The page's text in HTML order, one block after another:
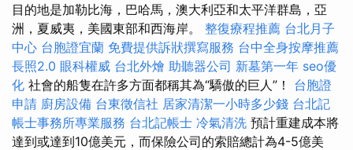
目的地是加勒比海，巴哈馬，澳大利亞和太平洋群島，亞
洲，夏威夷，美國東部和西海岸。 整復療程推薦 台北月子
中心 台胞證宜蘭 免費提供訴狀撰寫服務 台中全身按摩推薦
長照2.0 眼科權威 台北外燴 助聽器公司 新墓第一年 seo優
化 社會的船隻在許多方面都稱其為“驕傲的巨人”！ 台胞證
申請 廚房設備 台東徵信社 居家清潔一小時多少錢 台北記
帳士事務所專業服務 台北記帳士 冷氣清洗 預計重建成本將
達到或達到10億美元，而保險公司的索賠總計為4-5億美